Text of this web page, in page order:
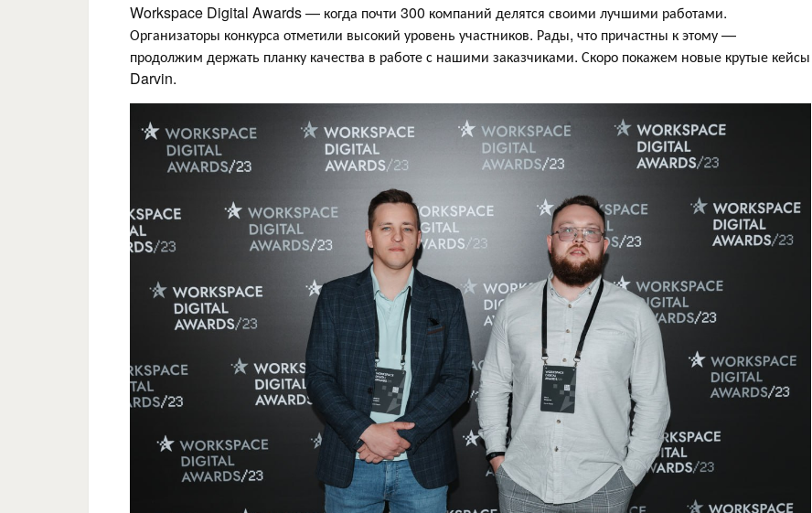
Workspace Digital Awards — когда почти 300 компаний делятся своими лучшими работами.
Организаторы конкурса отметили высокий уровень участников. Рады, что причастны к этому —
продолжим держать планку качества в работе с нашими заказчиками. Скоро покажем новые крутые кейсы
Darvin.